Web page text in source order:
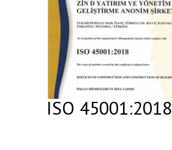
ISO 45001:2018